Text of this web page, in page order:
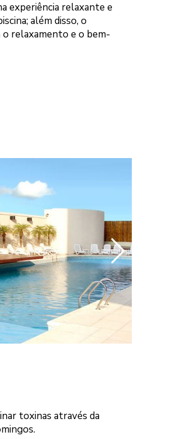
experiência relaxante e
além disso, o
relaxamento e o bem-
toxinas através da